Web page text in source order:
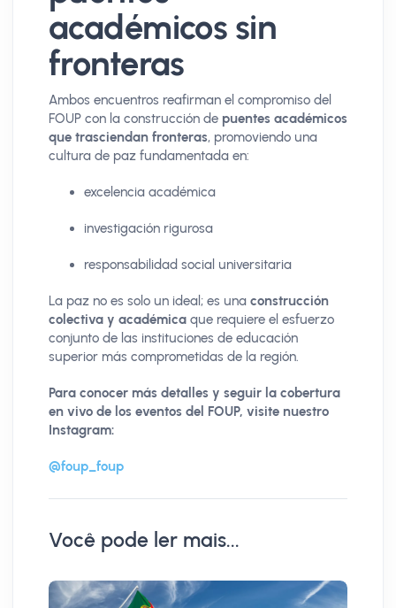
académicos sin
fronteras
Ambos encuentros reafirman el compromiso del
FOUP con la construcción de puentes académicos
que trasciendan fronteras, promoviendo una
cultura de paz fundamentada en:
excelencia académica
investigación rigurosa
responsabilidad social universitaria
La paz no es solo un ideal; es una construcción
colectiva y académica que requiere el esfuerzo
conjunto de las instituciones de educación
superior más comprometidas de la región.
Para conocer más detalles y seguir la cobertura
en vivo de los eventos del FOUP, visite nuestro
Instagram:
@foup_foup
Você pode ler mais...